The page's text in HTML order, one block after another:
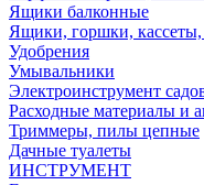
Ящики балконные
Ящики, горшки, кассеты,
Удобрения
Умывальники
Электроинструмент
Расходные материалы и
Триммеры, пилы цепные
Дачные туалеты
ИНСТРУМЕНТ